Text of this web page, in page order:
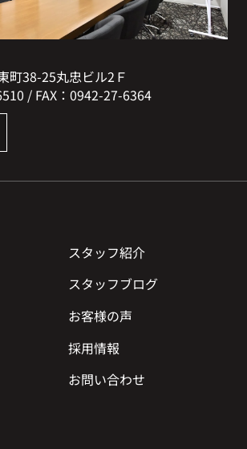
町38-25丸忠ビル2Ｆ
/ FAX：0942-27-6364
スタッフ紹介
スタッフブログ
お客様の声
採用情報
お問い合わせ